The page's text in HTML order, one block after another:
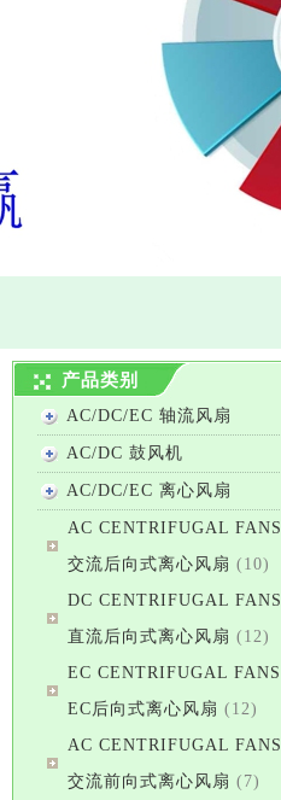
产品类别
AC/DC/EC 轴流风扇
AC/DC 鼓风机
AC/DC/EC 离心风扇
AC CENTRIFUGAL FANS
交流后向式离心风扇 (10)
DC CENTRIFUGAL FANS
直流后向式离心风扇 (12)
EC CENTRIFUGAL FANS
EC后向式离心风扇 (12)
AC CENTRIFUGAL FANS
交流前向式离心风扇 (7)